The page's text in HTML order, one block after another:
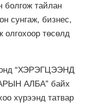
болгож тайлан
сунгаж, бизнес,
олгохоор төсөлд
онд “ХЭРЭГЦЭЭНД
АЛБА” байх
хүрээнд татвар